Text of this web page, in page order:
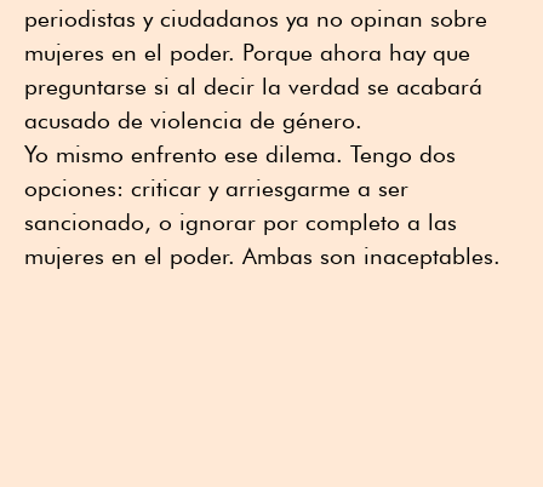
periodistas y ciudadanos ya no opinan sobre
mujeres en el poder. Porque ahora hay que
preguntarse si al decir la verdad se acabará
acusado de violencia de género.
Yo mismo enfrento ese dilema. Tengo dos
opciones: criticar y arriesgarme a ser
sancionado, o ignorar por completo a las
mujeres en el poder. Ambas son inaceptables.